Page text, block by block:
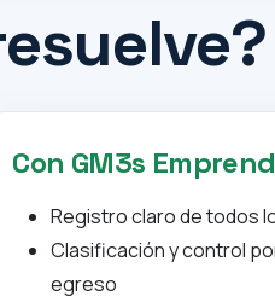
Con GM3s
Registro claro de todos
Clasificación y control
egreso